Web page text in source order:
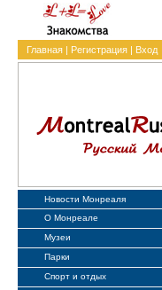
Главная| Регистрация| Вход
Новости Монреаля
О Монреале
Музеи
Парки
Спорт и отдых